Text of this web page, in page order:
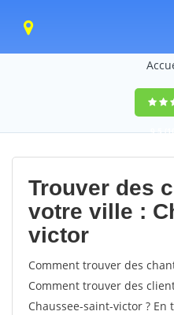
9,5
Trouver des
votre ville :
victor
Comment trouver des
Comment trouver des
Chaussee-saint-victor ?